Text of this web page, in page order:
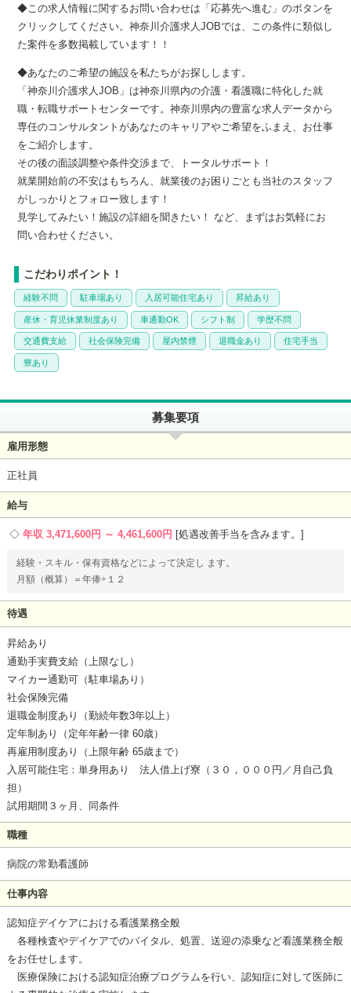
◆この求人情報に関するお問い合わせは「応募先へ進む」のボタンを
クリックしてください。神奈川介護求人JOBでは、この条件に類似し
た案件を多数掲載しています！！
◆あなたのご希望の施設を私たちがお探しします。
「神奈川介護求人JOB」は神奈川県内の介護・看護職に特化した就
職・転職サポートセンターです。神奈川県内の豊富な求人データから
専任のコンサルタントがあなたのキャリアやご希望をふまえ、お仕事
をご紹介します。
その後の面談調整や条件交渉まで、トータルサポート！
就業開始前の不安はもちろん、就業後のお困りごとも当社のスタッフ
がしっかりとフォロー致します！
見学してみたい！施設の詳細を聞きたい！ など、まずはお気軽にお
問い合わせください。
こだわりポイント！
経験不問 駐車場あり 入居可能住宅あり 昇給あり
産休・育児休業制度あり 車通勤OK シフト制 学歴不問
交通費支給 社会保険完備 屋内禁煙 退職金あり 住宅手当
寮あり
募集要項
雇用形態
正社員
給与
年収 3,471,600円 ～ 4,461,600円 処遇改善手当を含みます。
経験・スキル・保有資格などによって決定し ます。
月額（概算）＝年俸÷１２
待遇
昇給あり
通勤手実費支給（上限なし）
マイカー通勤可（駐車場あり）
社会保険完備
退職金制度あり（勤続年数3年以上）
定年制あり（定年年齢一律 60歳）
再雇用制度あり（上限年齢 65歳まで）
入居可能住宅：単身用あり 法人借上げ寮（３０，０００円／月自己負
担）
試用期間３ヶ月、同条件
職種
病院の常勤看護師
仕事内容
認知症デイケアにおける看護業務全般
各種検査やデイケアでのバイタル、処置、送迎の添乗など看護業務全般
をお任せします。
医療保険における認知症治療プログラムを行い、認知症に対して医師に